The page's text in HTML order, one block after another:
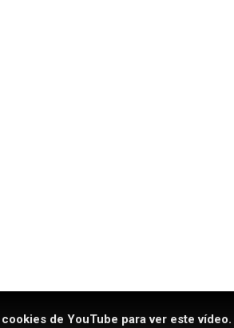
de YouTube para ver este vídeo.